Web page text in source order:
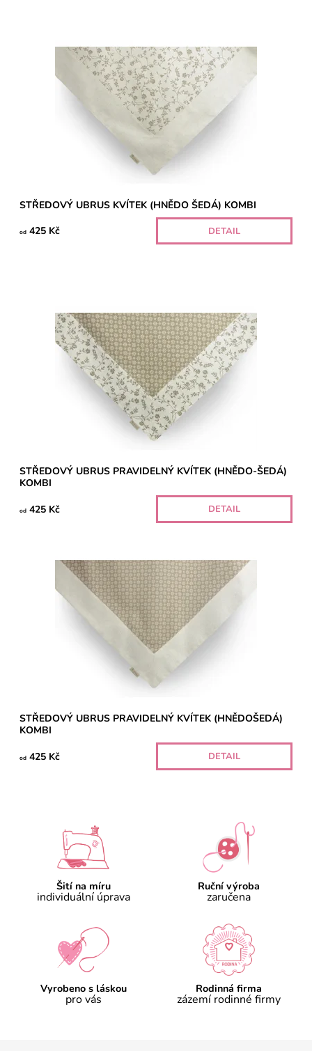
STŘEDOVÝ UBRUS KVÍTEK (HNĚDO ŠEDÁ) KOMBI
od 425 Kč DETAIL
STŘEDOVÝ UBRUS PRAVIDELNÝ KVÍTEK (HNĚDO-ŠEDÁ)
KOMBI
od 425 Kč DETAIL
STŘEDOVÝ UBRUS PRAVIDELNÝ KVÍTEK (HNĚDOŠEDÁ)
KOMBI
od 425 Kč DETAIL
Šití na míru
individuální úprava
Ruční výroba
zaručena
Vyrobeno s láskou
pro vás
Rodinná firma
zázemí rodinné firmy